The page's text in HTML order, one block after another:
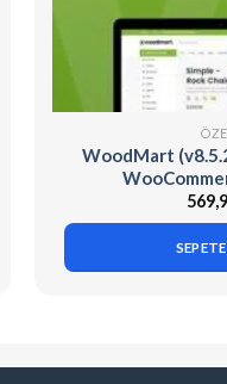
WoodMart